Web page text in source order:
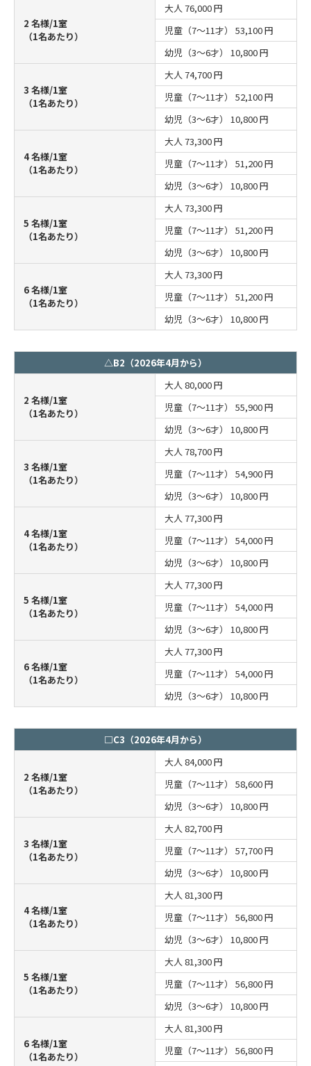
2 名様/1室
（1名あたり）
大人 76,000 円
児童（7～11才） 53,100 円
幼児（3～6才） 10,800 円
3 名様/1室
（1名あたり）
大人 74,700 円
児童（7～11才） 52,100 円
幼児（3～6才） 10,800 円
4 名様/1室
（1名あたり）
大人 73,300 円
児童（7～11才） 51,200 円
幼児（3～6才） 10,800 円
5 名様/1室
（1名あたり）
大人 73,300 円
児童（7～11才） 51,200 円
幼児（3～6才） 10,800 円
6 名様/1室
（1名あたり）
大人 73,300 円
児童（7～11才） 51,200 円
幼児（3～6才） 10,800 円
△B2（2026年4月から）
2 名様/1室
（1名あたり）
大人 80,000 円
児童（7～11才） 55,900 円
幼児（3～6才） 10,800 円
3 名様/1室
（1名あたり）
大人 78,700 円
児童（7～11才） 54,900 円
幼児（3～6才） 10,800 円
4 名様/1室
（1名あたり）
大人 77,300 円
児童（7～11才） 54,000 円
幼児（3～6才） 10,800 円
5 名様/1室
（1名あたり）
大人 77,300 円
児童（7～11才） 54,000 円
幼児（3～6才） 10,800 円
6 名様/1室
（1名あたり）
大人 77,300 円
児童（7～11才） 54,000 円
幼児（3～6才） 10,800 円
□C3（2026年4月から）
2 名様/1室
（1名あたり）
大人 84,000 円
児童（7～11才） 58,600 円
幼児（3～6才） 10,800 円
3 名様/1室
（1名あたり）
大人 82,700 円
児童（7～11才） 57,700 円
幼児（3～6才） 10,800 円
4 名様/1室
（1名あたり）
大人 81,300 円
児童（7～11才） 56,800 円
幼児（3～6才） 10,800 円
5 名様/1室
（1名あたり）
大人 81,300 円
児童（7～11才） 56,800 円
幼児（3～6才） 10,800 円
6 名様/1室
（1名あたり）
大人 81,300 円
児童（7～11才） 56,800 円